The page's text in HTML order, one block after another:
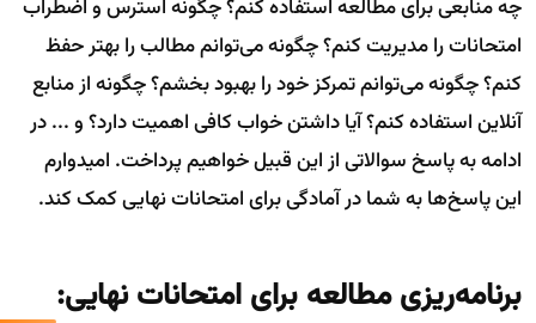
چه منابعی برای مطالعه استفاده کنم؟ چگونه استرس و اضطراب
امتحانات را مدیریت کنم؟ چگونه می‌توانم مطالب را بهتر حفظ
کنم؟ چگونه می‌توانم تمرکز خود را بهبود بخشم؟ چگونه از منابع
آنلاین استفاده کنم؟ آیا داشتن خواب کافی اهمیت دارد؟ و ... در
ادامه به پاسخ سوالاتی از این قبیل خواهیم پرداخت. امیدوارم
این پاسخ‌ها به شما در آمادگی برای امتحانات نهایی کمک کند.
برنامه‌ریزی مطالعه برای امتحانات نهایی: